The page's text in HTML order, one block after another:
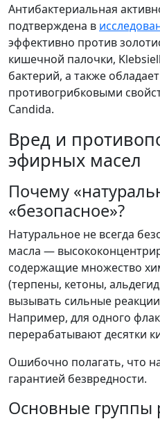
Антибактериальная
подтверждена в
эффективно против
кишечной палочки,
бактерий, а также
противогрибковыми
Candida.
Вред и
эфирных масел
Почему
«безопасное»?
Натуральное не всегда
масла —
содержащие множество
(терпены, кетоны,
вызывать сильные
Например, для одного
перерабатывают десятки
Ошибочно полагать, что
гарантией безвредности.
Основные группы